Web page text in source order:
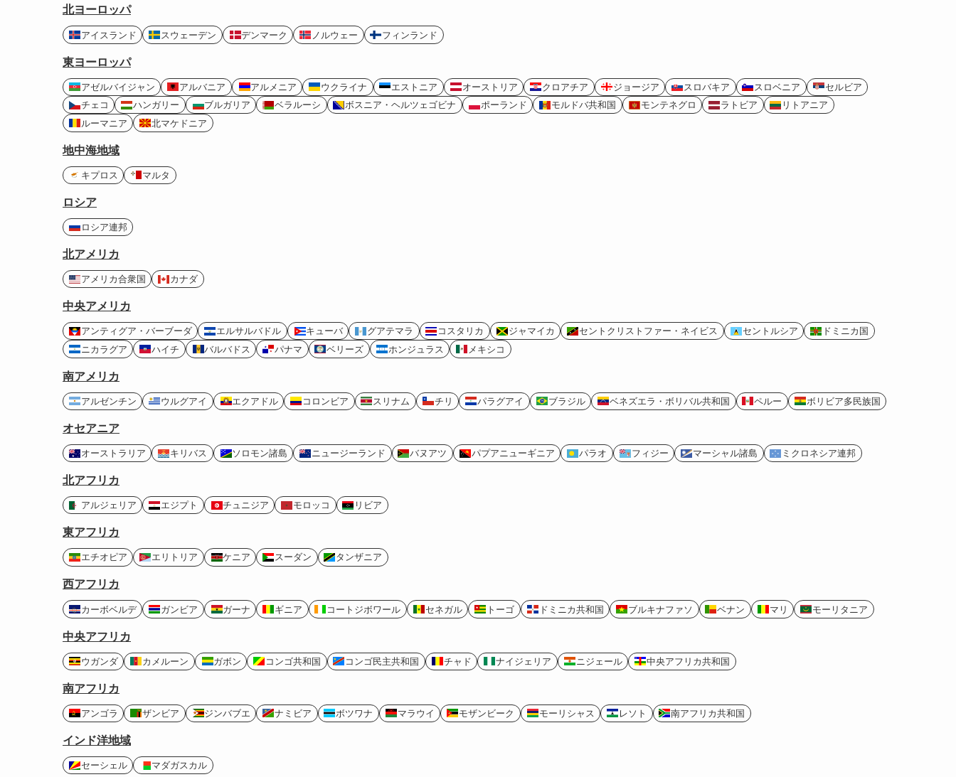
北ヨーロッパ
アイスランド スウェーデン デンマーク ノルウェー フィンランド
東ヨーロッパ
アゼルバイジャン アルバニア アルメニア ウクライナ エストニア オーストリア クロアチア ジョージア スロバキア スロベニア
セルビア
チェコ
ハンガリー ブルガリア ベラルーシ ボスニア・ヘルツェゴビナ ポーランド モルドバ共和国 モンテネグロ ラトビア
リトアニア
ルーマニア
北マケドニア
地中海地域
キプロス マルタ
ロシア
ロシア連邦
北アメリカ
アメリカ合衆国 カナダ
中央アメリカ
アンティグア・バーブーダ エルサルバドル キューバ グアテマラ コスタリカ ジャマイカ セントクリストファー・ネイビス セントルシア
ドミニカ国
ニカラグア
ハイチ バルバドス パナマ ベリーズ ホンジュラス メキシコ
南アメリカ
アルゼンチン ウルグアイ エクアドル コロンビア スリナム チリ パラグアイ ブラジル ベネズエラ・ボリバル共和国 ペルー ボリビア多民族国
オセアニア
オーストラリア キリバス ソロモン諸島 ニュージーランド バヌアツ パプアニューギニア パラオ フィジー マーシャル諸島 ミクロネシア連邦
北アフリカ
アルジェリア エジプト チュニジア モロッコ リビア
東アフリカ
エチオピア エリトリア ケニア スーダン タンザニア
西アフリカ
カーボベルデ ガンビア ガーナ ギニア コートジボワール セネガル トーゴ ドミニカ共和国 ブルキナファソ ベナン マリ モーリタニア
中央アフリカ
ウガンダ カメルーン ガボン コンゴ共和国 コンゴ民主共和国 チャド ナイジェリア ニジェール 中央アフリカ共和国
南アフリカ
アンゴラ ザンビア ジンバブエ ナミビア ボツワナ マラウイ モザンビーク モーリシャス レソト 南アフリカ共和国
インド洋地域
セーシェル マダガスカル